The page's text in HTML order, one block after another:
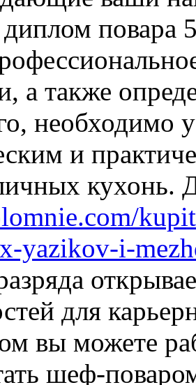
повара
а также
необходимо
и
кухонь.
yazikov-i-
для
вы можете
шеф-